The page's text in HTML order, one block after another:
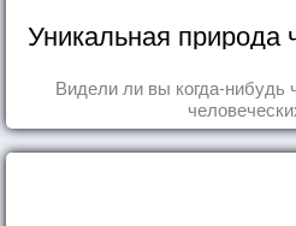
Уникальная природа
Видели ли вы когда-нибудь